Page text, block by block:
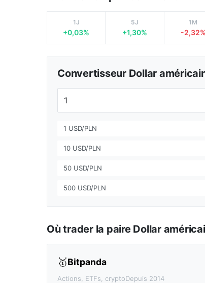
1J
+0,03%
5J
+1,30%
1M
-2,32%
Convertisseur Dollar
1 USD/PLN
10 USD/PLN
50 USD/PLN
500 USD/PLN
Où trader la paire Dollar
🥇Bitpanda
Actions, ETFs, cryptoDepuis 2014